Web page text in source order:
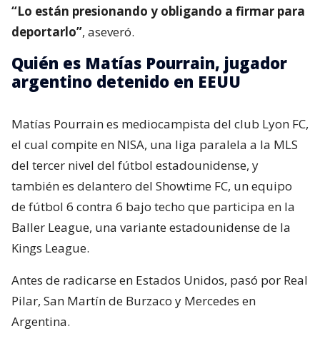
“Lo están presionando y obligando a firmar para
deportarlo”, aseveró.
Quién es Matías Pourrain, jugador
argentino detenido en EEUU
Matías Pourrain es mediocampista del club Lyon FC,
el cual compite en NISA, una liga paralela a la MLS
del tercer nivel del fútbol estadounidense, y
también es delantero del Showtime FC, un equipo
de fútbol 6 contra 6 bajo techo que participa en la
Baller League, una variante estadounidense de la
Kings League.
Antes de radicarse en Estados Unidos, pasó por Real
Pilar, San Martín de Burzaco y Mercedes en
Argentina.